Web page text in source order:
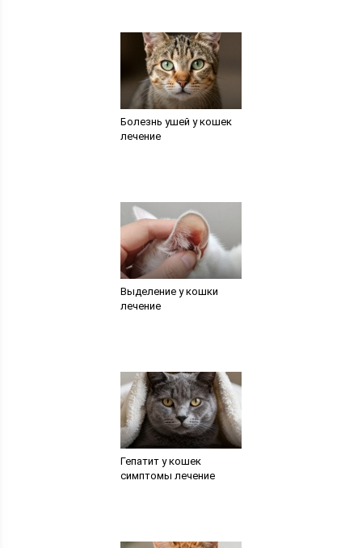
Болезнь ушей у кошек
лечение
Выделение у кошки
лечение
Гепатит у кошек
симптомы лечение